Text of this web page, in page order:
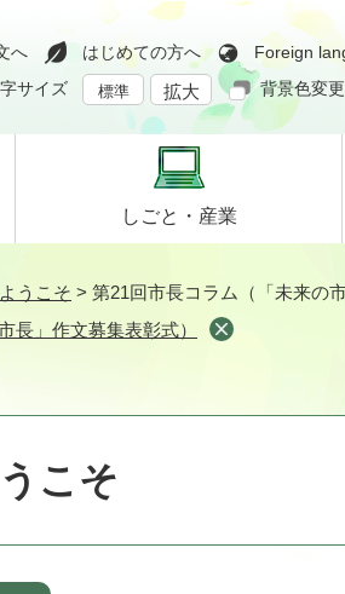
へ はじめての方へ Foreign
サイズ
標準 拡大 背景色変更
しごと・ 産業
うこそ > 第21回市長コラム（「未来の
長」作文募集表彰式）
こそ